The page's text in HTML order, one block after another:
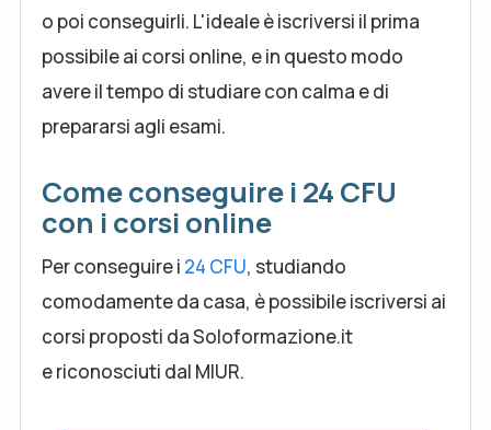
o poi conseguirli. L'ideale è iscriversi il prima
possibile ai corsi online, e in questo modo
avere il tempo di studiare con calma e di
prepararsi agli esami.
Come conseguire i 24 CFU
con i corsi online
Per conseguire i 24 CFU, studiando
comodamente da casa, è possibile iscriversi ai
corsi proposti da Soloformazione.it
e riconosciuti dal MIUR.